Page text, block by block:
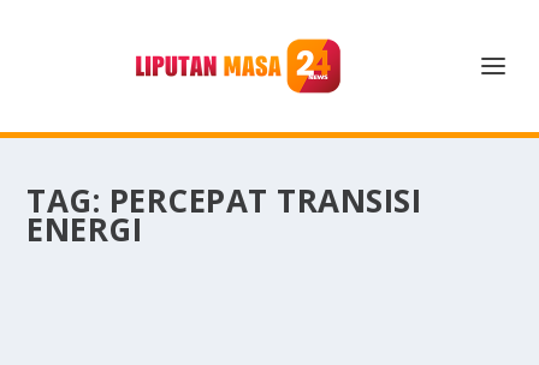
TAG: PERCEPAT TRANSISI
ENERGI